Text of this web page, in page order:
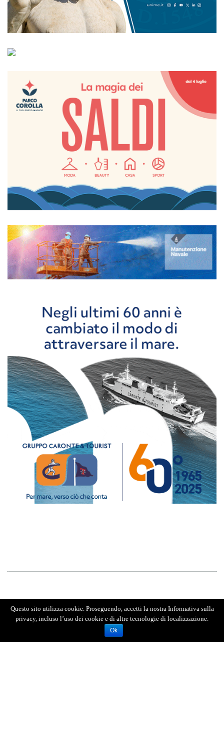
Questo sito utilizza cookie. Proseguendo, accetti la nostra Informativa sulla
privacy, incluso l’uso dei cookie e di altre tecnologie di localizzazione.
Ok